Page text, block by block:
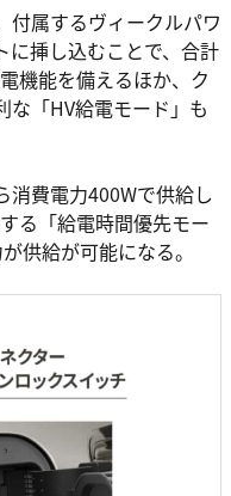
付属するヴィークルパワ
に挿し込むことで、合計
機能を備えるほか、ク
な「HV給電モード」も
消費電力400Wで供給し
る「給電時間優先モー
供給が可能になる。